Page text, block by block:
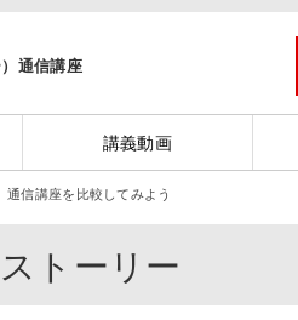
通信講座
講義動画
通信講座を比較してみよう
トーリー